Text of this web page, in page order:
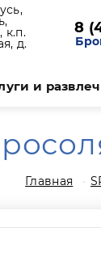
к.п.
д.
8
и
Главная